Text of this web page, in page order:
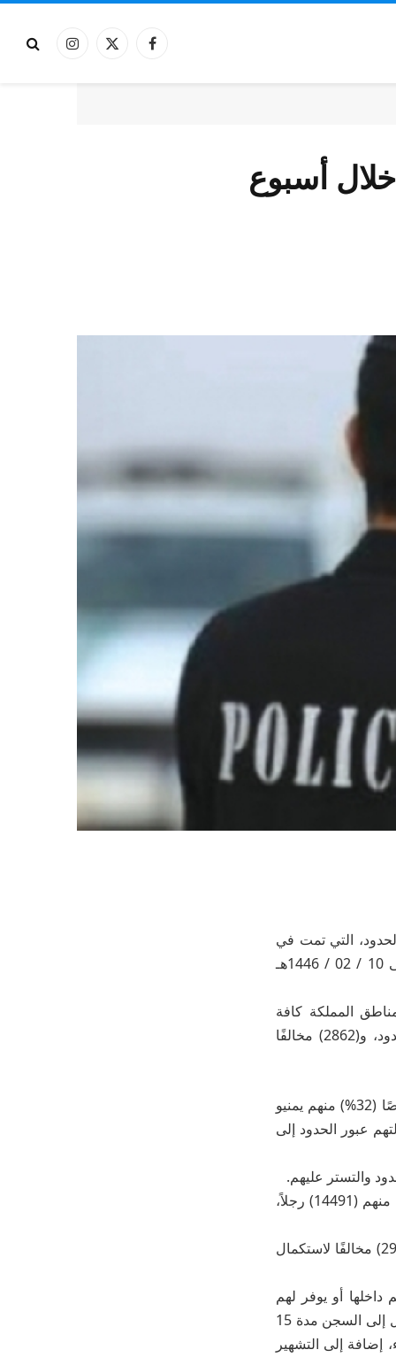
فيسبوكX
الانستغرام
التي تمت في
مناطق المملكة كافة، وذلك للفترة من 04 / 02 / 1446هـ الموافق 08 / 08 / 2024م إلى 10 / 02 / 1446هـ
المملكة كافة
(19989) مخالفًا، منهم (12608) مخالفين لنظام الإقامة، و(4519) مخالفًا لنظام أمن الحدود، و(2862) مخالفًا
بلغ إجمالي من تم ضبطهم خلال محاولتهم عبور الحدود إلى داخل المملكة (913) شخصًا (32%) منهم يمنيو
أخرى، كما تم ضبط (34) شخصًا لمحاولتهم عبور الحدود إلى
بلغ إجمالي من يتم إخضاعهم حاليًا لإجراءات تنفيذ الأنظمة (15803) وافدين مخالفين، منهم (14491) رجلاً،
تم إحالة (5028) مخالفًا لبعثاتهم الدبلوماسية للحصول على وثائق سفر، وإحالة (2955) مخالفًا لاستكمال
أو يوفر لهم
المأوى أو يقدم لهم أي مساعدة أو خدمة بأي شكل من الأشكال، يعرض نفسه لعقوبات تصل إلى السجن مدة 15
إضافة إلى التشهير